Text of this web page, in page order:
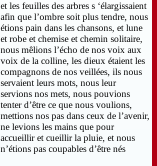
et les feuilles des arbres s ‘élargissaient
afin que l’ombre soit plus tendre, nous
étions pain dans les chansons, et lune
et robe et chemise et chemin solitaire,
nous mêlions l’écho de nos voix aux
voix de la colline, les dieux étaient les
compagnons de nos veillées, ils nous
servaient leurs mots, nous leur
servions nos mets, nous pouvions
tenter d’être ce que nous voulions,
mettions nos pas dans ceux de l’avenir,
ne levions les mains que pour
accueillir et cueillir la pluie, et nous
n’étions pas coupables d’être nés